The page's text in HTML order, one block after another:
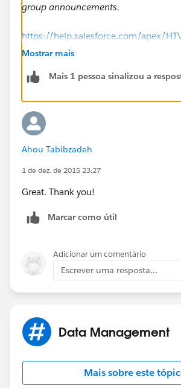
group announcements.
https://help.salesforce.com/apex/
https://help.salesforce.com/apex/
So, try to set that user as the
managers.
Mostrar mais
Mais 1 pessoa sinalizou a
Ahou Tabibzadeh
1 de dez. de 2015 23:27
Great. Thank you!
Marcar como útil
Adicionar um comentário
Escrever uma resposta...
Data Management
Mais sobre este